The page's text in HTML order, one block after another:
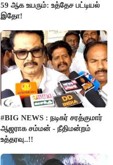
59 ஆக உயரும்: உத்தேச பட்டியல்
இதோ!
#BIG NEWS : நடிகர் சரத்குமார்
ஆஜராக சம்மன் - நீதிமன்றம்
உத்தரவு..!!